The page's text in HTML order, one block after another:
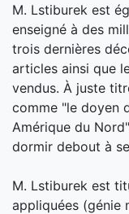
M. Lstiburek est
enseigné à des
trois dernières
articles ainsi que
vendus. À juste
comme "le doyen
Amérique du
dormir debout à
M. Lstiburek est
appliquées (génie